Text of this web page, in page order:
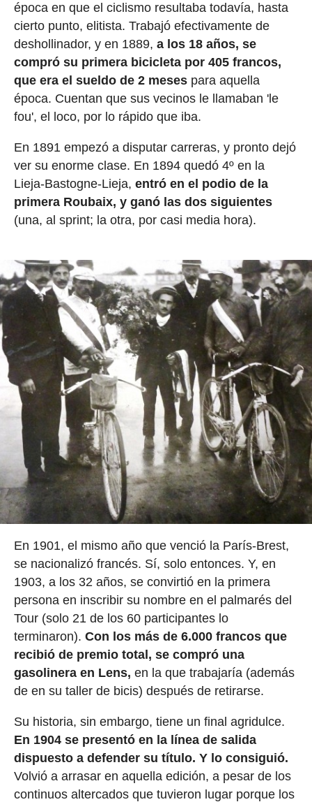
época en que el ciclismo resultaba todavía, hasta
cierto punto, elitista. Trabajó efectivamente de
deshollinador, y en 1889, a los 18 años, se
compró su primera bicicleta por 405 francos,
que era el sueldo de 2 mesespara aquella
época. Cuentan que sus vecinos le llamaban 'le
fou', el loco, por lo rápido que iba.
En 1891 empezó a disputar carreras, y pronto dejó
ver su enorme clase. En 1894 quedó 4º en la
Lieja-Bastogne-Lieja, entró en el podio de la
primera Roubaix, y ganó las dos siguientes
(una, al sprint; la otra, por casi media hora).
En 1901, el mismo año que venció la París-Brest,
se nacionalizó francés. Sí, solo entonces. Y, en
1903, a los 32 años, se convirtió en la primera
persona en inscribir su nombre en el palmarés del
Tour (solo 21 de los 60 participantes lo
terminaron). Con los más de 6.000 francos que
recibió de premio total, se compró una
gasolinera en Lens, en la que trabajaría (además
de en su taller de bicis) después de retirarse.
Su historia, sin embargo, tiene un final agridulce.
En 1904 se presentó en la línea de salida
dispuesto a defender su título. Y lo consiguió.
Volvió a arrasar en aquella edición, a pesar de los
continuos altercados que tuvieron lugar porque los